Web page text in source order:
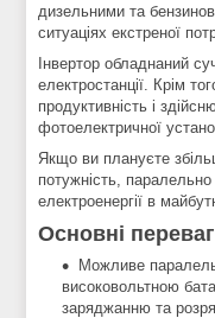
дизельними та
ситуаціях екстреної
Інвертор обладнаний
електростанції. Крім
продуктивність і
фотоелектричної
Якщо ви плануєте
потужність,
електроенергії в
Основні
Можливе
високовольтною
заряджанню та